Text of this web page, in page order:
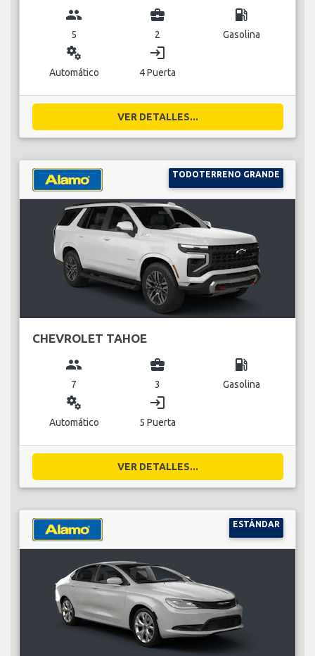
group
5
business_center
2
local_gas_station
Gasolina
miscellaneous_services
Automático
login
4 Puerta
VER DETALLES...
TODOTERRENO GRANDE
CHEVROLET TAHOE
group
7
business_center
3
local_gas_station
Gasolina
miscellaneous_services
Automático
login
5 Puerta
VER DETALLES...
ESTÁNDAR